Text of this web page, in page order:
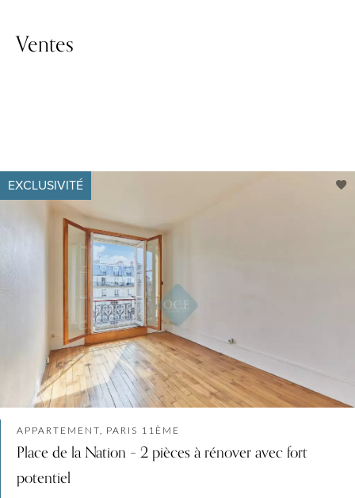
Ventes
APPARTEMENT, PARIS 11ÈME
Place de la Nation – 2 pièces à rénover avec fort
potentiel
EXCLUSIVITÉ